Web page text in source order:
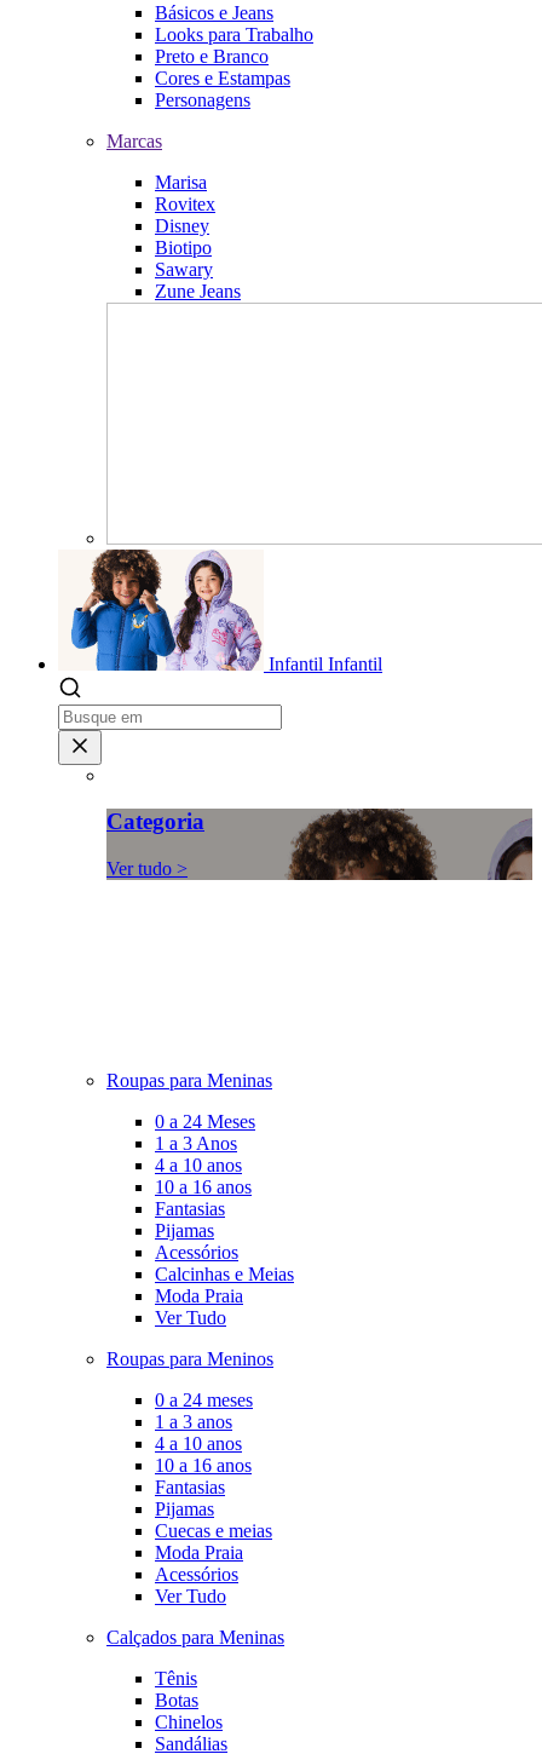
Básicos e Jeans
Looks para Trabalho
Preto e Branco
Cores e Estampas
Personagens
Marcas
Marisa
Rovitex
Disney
Biotipo
Sawary
Zune Jeans
Infantil Infantil
Categoria
Ver tudo >
Roupas para Meninas
0 a 24 Meses
1 a 3 Anos
4 a 10 anos
10 a 16 anos
Fantasias
Pijamas
Acessórios
Calcinhas e Meias
Moda Praia
Ver Tudo
Roupas para Meninos
0 a 24 meses
1 a 3 anos
4 a 10 anos
10 a 16 anos
Fantasias
Pijamas
Cuecas e meias
Moda Praia
Acessórios
Ver Tudo
Calçados para Meninas
Tênis
Botas
Chinelos
Sandálias